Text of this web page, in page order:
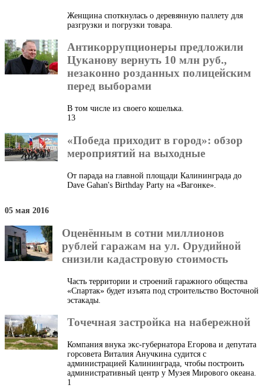
Женщина споткнулась о деревянную паллету для
разгрузки и погрузки товара.
Антикоррупционеры предложили
Цуканову вернуть 10 млн руб.,
незаконно розданных полицейским
перед выборами
В том числе из своего кошелька.
13
«Победа приходит в город»: обзор
мероприятий на выходные
От парада на главной площади Калининграда до
Dave Gahan's Birthday Party на «Вагонке».
05 мая 2016
Оценённым в сотни миллионов
рублей гаражам на ул. Орудийной
снизили кадастровую стоимость
Часть территории и строений гаражного общества
«Спартак» будет изъята под строительство Восточной
эстакады.
Точечная застройка на набережной
Компания внука экс-губернатора Егорова и депутата
горсовета Виталия Анучкина судится с
администрацией Калининграда, чтобы построить
административный центр у Музея Мирового океана.
1